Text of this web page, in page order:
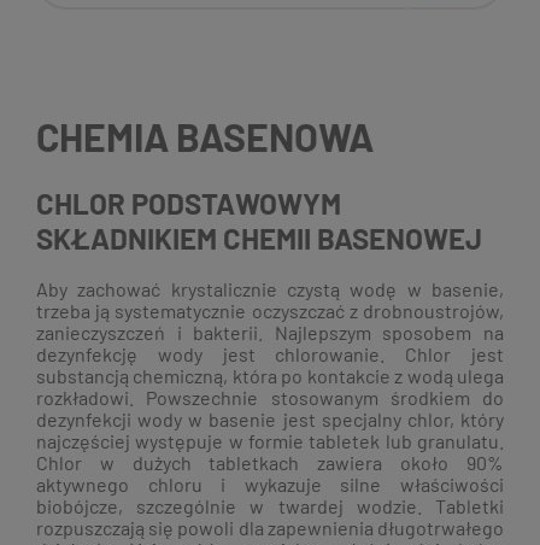
CHEMIA BASENOWA
CHLOR PODSTAWOWYM
SKŁADNIKIEM CHEMII BASENOWEJ
Aby zachować krystalicznie czystą wodę w basenie,
trzeba ją systematycznie oczyszczać z drobnoustrojów,
zanieczyszczeń i bakterii. Najlepszym sposobem na
dezynfekcję wody jest chlorowanie. Chlor jest
substancją chemiczną, która po kontakcie z wodą ulega
rozkładowi. Powszechnie stosowanym środkiem do
dezynfekcji wody w basenie jest specjalny chlor, który
najczęściej występuje w formie tabletek lub granulatu.
Chlor w dużych tabletkach zawiera około 90%
aktywnego chloru i wykazuje silne właściwości
biobójcze, szczególnie w twardej wodzie. Tabletki
rozpuszczają się powoli dla zapewnienia długotrwałego